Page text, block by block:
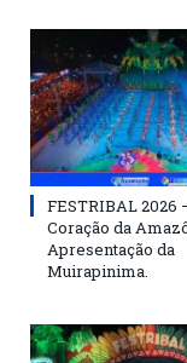
FESTRIBAL 2026
Coração da
Apresentação da
Muirapinima.